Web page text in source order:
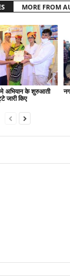
MORE FROM
अभियान के शुरुआती
जारी किए